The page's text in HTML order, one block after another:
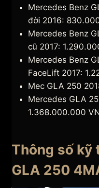
Mercedes Benz
đời 2016:
Mercedes Benz
cũ 2017:
Mercedes Benz
FaceLift 2017:
Mec GLA 250
Mercedes GLA
1.368.000.000
Thông số kỹ
GLA 250